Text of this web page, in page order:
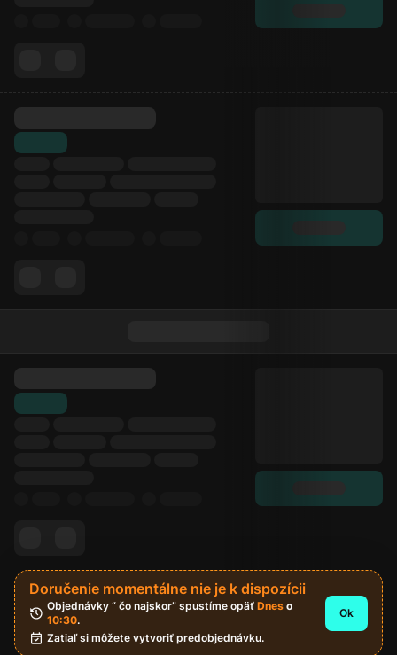
Doručenie momentálne nie je k dispozícii
Objednávky “ čo najskor” spustíme opäť Dnes
o
10:30.
Zatiaľ si môžete vytvoriť predobjednávku.
Ok